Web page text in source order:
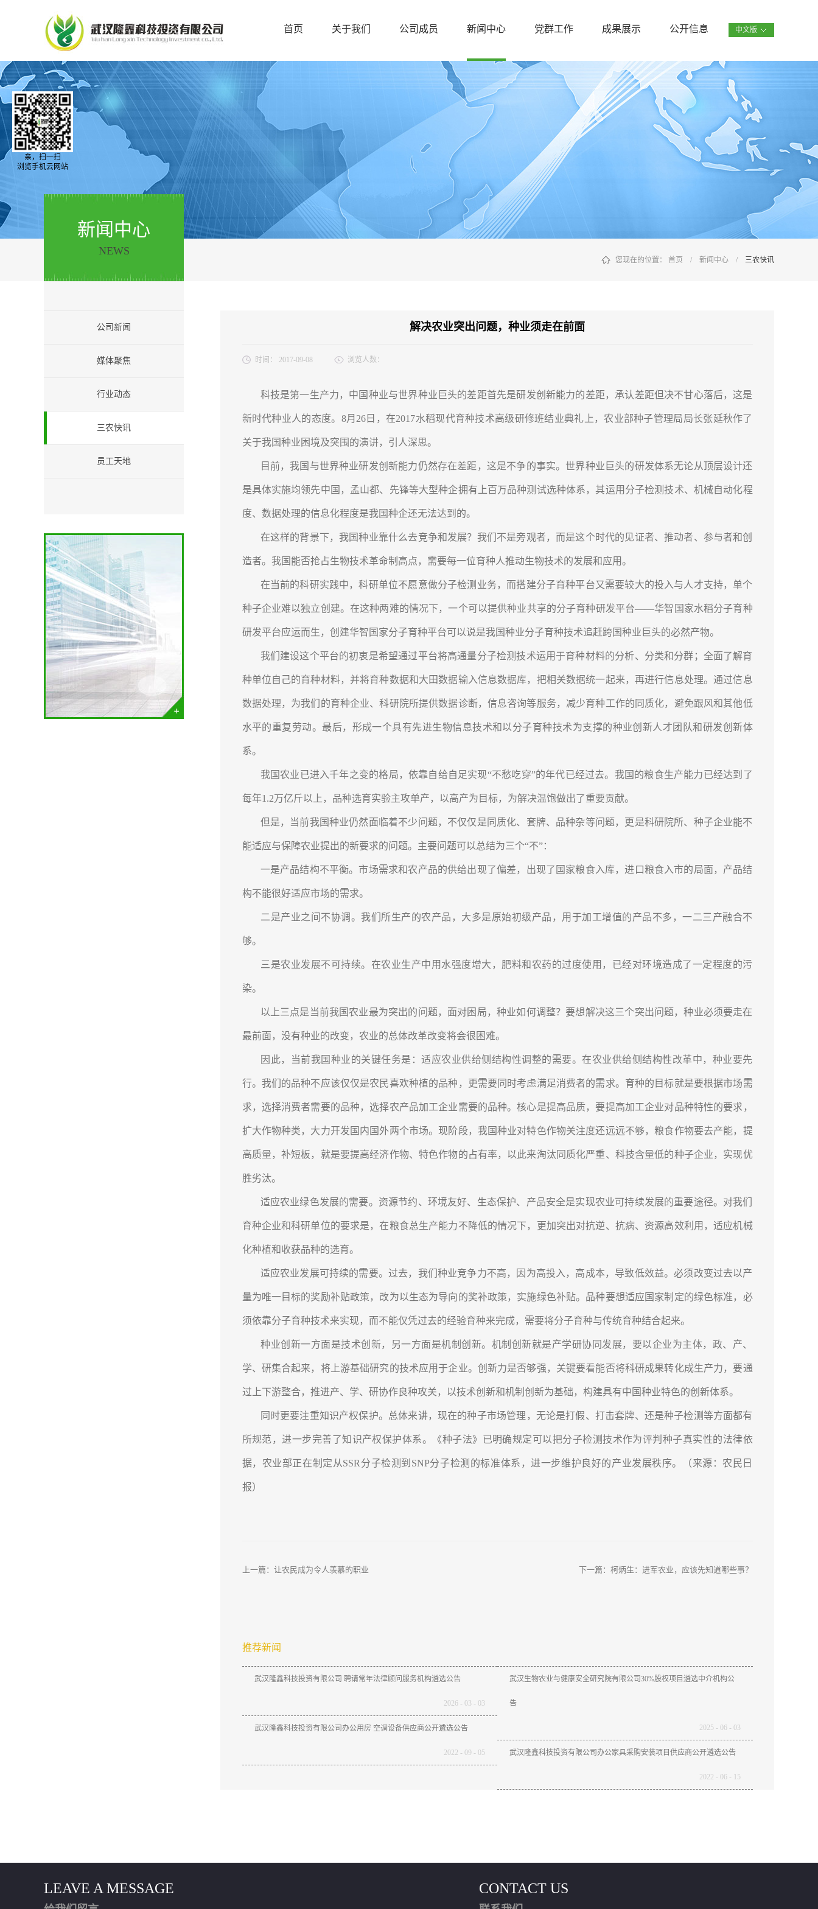
中文版
首页 关于我们 公司成员 新闻中心 党群工作 成果展示 公开信息
新闻中心
NEWS
公司新闻
媒体聚焦
行业动态
三农快讯
员工天地
您现在的位置： 首页 / 新闻中心 / 三农快讯
解决农业突出问题，种业须走在前面
时间： 2017-09-08 浏览人数：
科技是第一生产力，中国种业与世界种业巨头的差距首先是研发创新能力的差距，承认差距但决不甘心落后，这是
新时代种业人的态度。8月26日，在2017水稻现代育种技术高级研修班结业典礼上，农业部种子管理局局长张延秋作了
关于我国种业困境及突围的演讲，引人深思。
目前，我国与世界种业研发创新能力仍然存在差距，这是不争的事实。世界种业巨头的研发体系无论从顶层设计还
是具体实施均领先中国，孟山都、先锋等大型种企拥有上百万品种测试选种体系，其运用分子检测技术、机械自动化程
度、数据处理的信息化程度是我国种企还无法达到的。
在这样的背景下，我国种业靠什么去竞争和发展？我们不是旁观者，而是这个时代的见证者、推动者、参与者和创
造者。我国能否抢占生物技术革命制高点，需要每一位育种人推动生物技术的发展和应用。
在当前的科研实践中，科研单位不愿意做分子检测业务，而搭建分子育种平台又需要较大的投入与人才支持，单个
种子企业难以独立创建。在这种两难的情况下，一个可以提供种业共享的分子育种研发平台——华智国家水稻分子育种
研发平台应运而生，创建华智国家分子育种平台可以说是我国种业分子育种技术追赶跨国种业巨头的必然产物。
我们建设这个平台的初衷是希望通过平台将高通量分子检测技术运用于育种材料的分析、分类和分群；全面了解育
种单位自己的育种材料，并将育种数据和大田数据输入信息数据库，把相关数据统一起来，再进行信息处理。通过信息
数据处理，为我们的育种企业、科研院所提供数据诊断，信息咨询等服务，减少育种工作的同质化，避免跟风和其他低
水平的重复劳动。最后，形成一个具有先进生物信息技术和以分子育种技术为支撑的种业创新人才团队和研发创新体
系。
我国农业已进入千年之变的格局，依靠自给自足实现“不愁吃穿”的年代已经过去。我国的粮食生产能力已经达到了
每年1.2万亿斤以上，品种选育实验主攻单产，以高产为目标，为解决温饱做出了重要贡献。
但是，当前我国种业仍然面临着不少问题，不仅仅是同质化、套牌、品种杂等问题，更是科研院所、种子企业能不
能适应与保障农业提出的新要求的问题。主要问题可以总结为三个“不”：
一是产品结构不平衡。市场需求和农产品的供给出现了偏差，出现了国家粮食入库，进口粮食入市的局面，产品结
构不能很好适应市场的需求。
二是产业之间不协调。我们所生产的农产品，大多是原始初级产品，用于加工增值的产品不多，一二三产融合不
够。
三是农业发展不可持续。在农业生产中用水强度增大，肥料和农药的过度使用，已经对环境造成了一定程度的污
染。
以上三点是当前我国农业最为突出的问题，面对困局，种业如何调整？要想解决这三个突出问题，种业必须要走在
最前面，没有种业的改变，农业的总体改革改变将会很困难。
因此，当前我国种业的关键任务是：适应农业供给侧结构性调整的需要。在农业供给侧结构性改革中，种业要先
行。我们的品种不应该仅仅是农民喜欢种植的品种，更需要同时考虑满足消费者的需求。育种的目标就是要根据市场需
求，选择消费者需要的品种，选择农产品加工企业需要的品种。核心是提高品质，要提高加工企业对品种特性的要求，
扩大作物种类，大力开发国内国外两个市场。现阶段，我国种业对特色作物关注度还远远不够，粮食作物要去产能，提
高质量，补短板，就是要提高经济作物、特色作物的占有率，以此来淘汰同质化严重、科技含量低的种子企业，实现优
胜劣汰。
适应农业绿色发展的需要。资源节约、环境友好、生态保护、产品安全是实现农业可持续发展的重要途径。对我们
育种企业和科研单位的要求是，在粮食总生产能力不降低的情况下，更加突出对抗逆、抗病、资源高效利用，适应机械
化种植和收获品种的选育。
适应农业发展可持续的需要。过去，我们种业竞争力不高，因为高投入，高成本，导致低效益。必须改变过去以产
量为唯一目标的奖励补贴政策，改为以生态为导向的奖补政策，实施绿色补贴。品种要想适应国家制定的绿色标准，必
须依靠分子育种技术来实现，而不能仅凭过去的经验育种来完成，需要将分子育种与传统育种结合起来。
种业创新一方面是技术创新，另一方面是机制创新。机制创新就是产学研协同发展，要以企业为主体，政、产、
学、研集合起来，将上游基础研究的技术应用于企业。创新力是否够强，关键要看能否将科研成果转化成生产力，要通
过上下游整合，推进产、学、研协作良种攻关，以技术创新和机制创新为基础，构建具有中国种业特色的创新体系。
同时更要注重知识产权保护。总体来讲，现在的种子市场管理，无论是打假、打击套牌、还是种子检测等方面都有
所规范，进一步完善了知识产权保护体系。《种子法》已明确规定可以把分子检测技术作为评判种子真实性的法律依
据，农业部正在制定从SSR分子检测到SNP分子检测的标准体系，进一步维护良好的产业发展秩序。（来源：农民日
报）
上一篇： 让农民成为令人羡慕的职业 下一篇： 柯炳生：进军农业，应该先知道哪些事？
推荐新闻
武汉隆鑫科技投资有限公司 聘请常年法律顾问服务机构遴选公告
2026 - 03 - 03
武汉生物农业与健康安全研究院有限公司30%股权项目遴选中介机构公
告
2025 - 06 - 03
武汉隆鑫科技投资有限公司办公用房 空调设备供应商公开遴选公告
2022 - 09 - 05 武汉隆鑫科技投资有限公司办公家具采购安装项目供应商公开遴选公告
2022 - 06 - 15
LEAVE A MESSAGE CONTACT US
亲，扫一扫
浏览手机云网站